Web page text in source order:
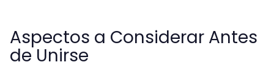
Aspectos a Considerar Antes
de Unirse